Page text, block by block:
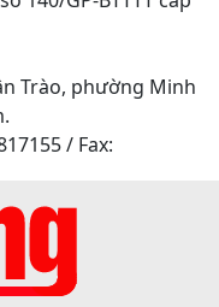
Trào, phường Minh
/ Fax: